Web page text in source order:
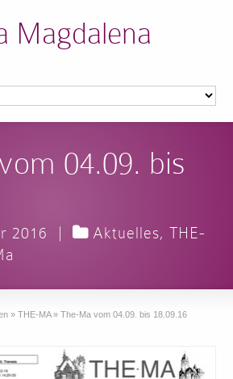
Magdalena
04.09. bis
2016 | Aktuelles,THE-
» THE-MA » The-Ma vom 04.09. bis 18.09.16